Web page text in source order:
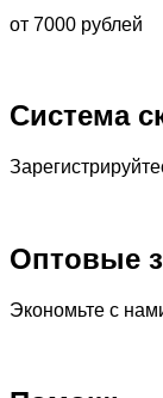
от 7000 рублей
Система
Оптовые
Экономьте с